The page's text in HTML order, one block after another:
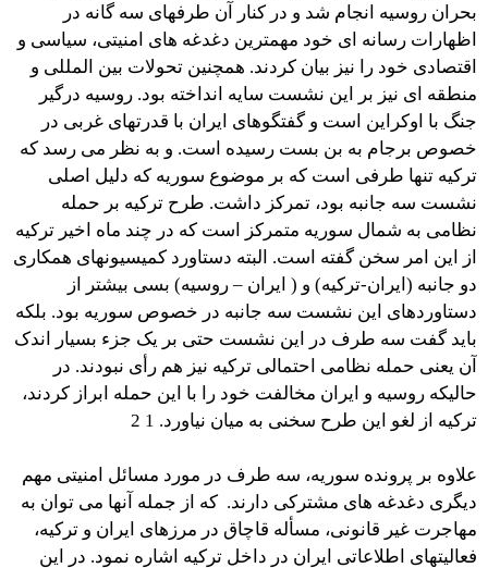
بحران روسیه انجام شد و در کنار آن طرفهای سه گانه در
اظهارات رسانه ای خود مهمترین دغدغه های امنیتی، سیاسی و
اقتصادی خود را نیز بیان کردند. همچنین تحولات بین المللی و
منطقه ای نیز بر این نشست سایه انداخته بود. روسیه درگیر
جنگ با اوکراین است و گفتگوهای ایران با قدرتهای غربی در
خصوص برجام به بن بست رسیده است. و به نظر می رسد که
ترکیه تنها طرفی است که بر موضوع سوریه که دلیل اصلی
نشست سه جانبه بود، تمرکز داشت. طرح ترکیه بر حمله
نظامی به شمال سوریه متمرکز است که در چند ماه اخیر ترکیه
از این امر سخن گفته است. البته دستاورد کمیسیونهای همکاری
دو جانبه (ایران-ترکیه) و ( ایران – روسیه) بسی بیشتر از
دستاوردهای این نشست سه جانبه در خصوص سوریه بود. بلکه
باید گفت سه طرف در این نشست حتی بر یک جزء بسیار اندک
آن یعنی حمله نظامی احتمالی ترکیه نیز هم رأی نبودند. در
حالیکه روسیه و ایران مخالفت خود را با این حمله ابراز کردند،
ترکیه از لغو این طرح سخنی به میان نیاورد. 1 2
علاوه بر پرونده سوریه، سه طرف در مورد مسائل امنیتی مهم
دیگری دغدغه های مشترکی دارند. که از جمله آنها می توان به
مهاجرت غیر قانونی، مسأله قاچاق در مرزهای ایران و ترکیه،
فعالیتهای اطلاعاتی ایران در داخل ترکیه اشاره نمود. در این